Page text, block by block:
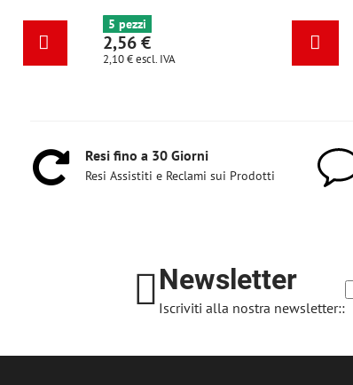
6+ pezzi
2,56 €
escl. IVA
5 pezzi
2,56 €
Resi fino a 30 Giorni
Resi Assistiti e Reclami sui Prodotti
Newsletter
Iscriviti alla nostra newsletter::